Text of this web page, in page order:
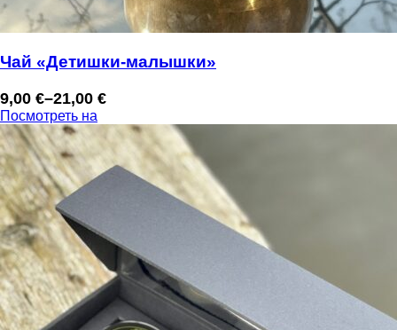
Чай «Детишки-малышки»
9,00 €–21,00 €
Диапазон
цен:
9,00 €
–
21,00 €
Посмотреть на